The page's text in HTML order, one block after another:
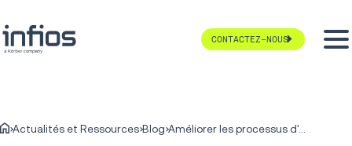
CONTACTEZ-NOUS
Actualités et Ressources Blog Améliorer les processus d'entrepôt grâce aux robots mobiles autonomes